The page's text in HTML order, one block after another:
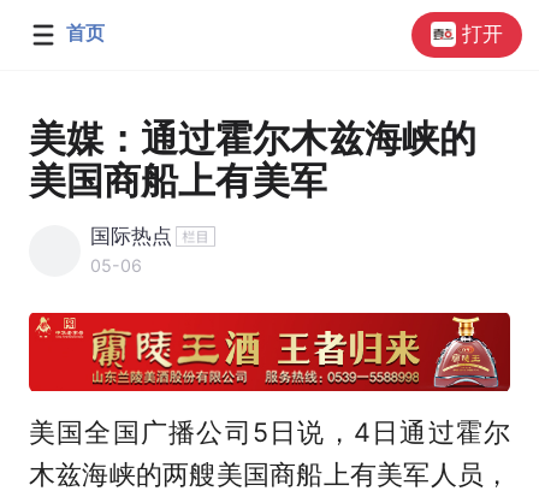
首页 打开
美媒：通过霍尔木兹海峡的
美国商船上有美军
国际热点
05-06
美国全国广播公司5日说，4日通过霍尔
木兹海峡的两艘美国商船上有美军人员，